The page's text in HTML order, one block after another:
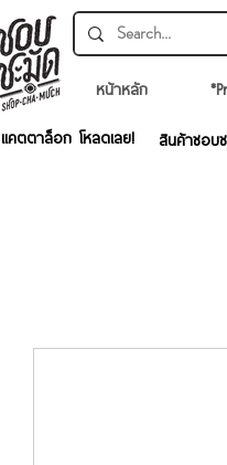
หน้าหลัก
สินค้าชอบ
แคตตาล็อก โหลดเลย!